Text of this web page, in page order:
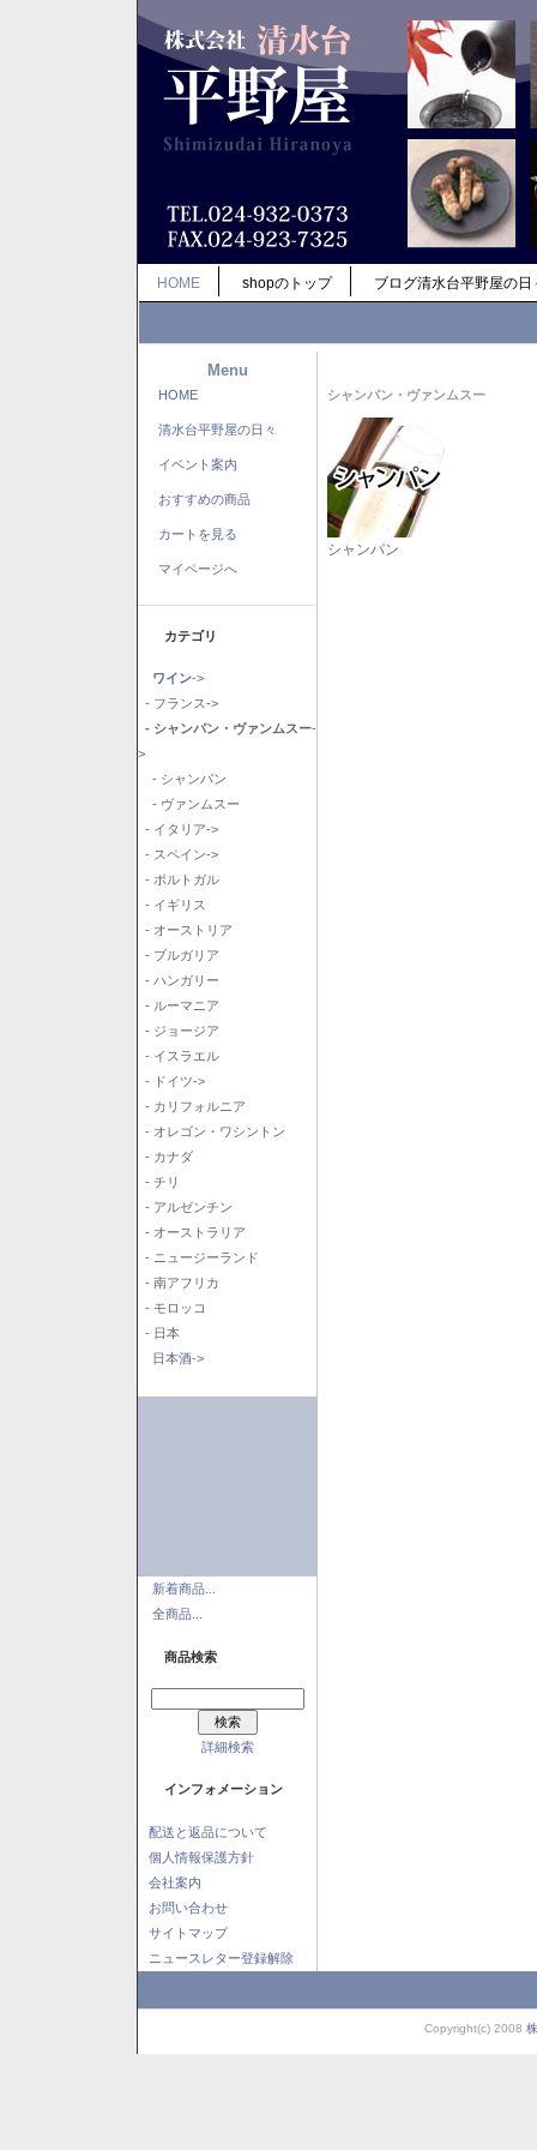
HOME shopのトップ ブログ清水台平野屋の日
Menu
HOME
清水台平野屋の日々
イベント案内
おすすめの商品
カートを見る
マイページへ
カテゴリ
ワイン->
- フランス->
- シャンパン・ヴァンムスー-
>
- シャンパン
- ヴァンムスー
- イタリア->
- スペイン->
- ポルトガル
- イギリス
- オーストリア
- ブルガリア
- ハンガリー
- ルーマニア
- ジョージア
- イスラエル
- ドイツ->
- カリフォルニア
- オレゴン・ワシントン
- カナダ
- チリ
- アルゼンチン
- オーストラリア
- ニュージーランド
- 南アフリカ
- モロッコ
- 日本
日本酒->
新着商品...
全商品...
商品検索
詳細検索
インフォメーション
配送と返品について
個人情報保護方針
会社案内
お問い合わせ
サイトマップ
ニュースレター登録解除
シャンパン・ヴァンムスー
シャンパン
Copyright(c) 2008